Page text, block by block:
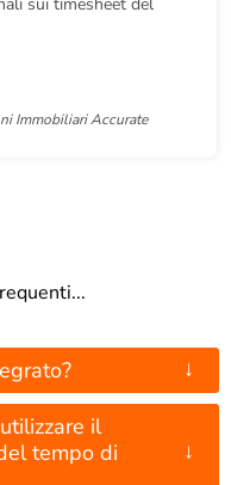
Immobiliari Accurate
↓
il
tempo di
↓